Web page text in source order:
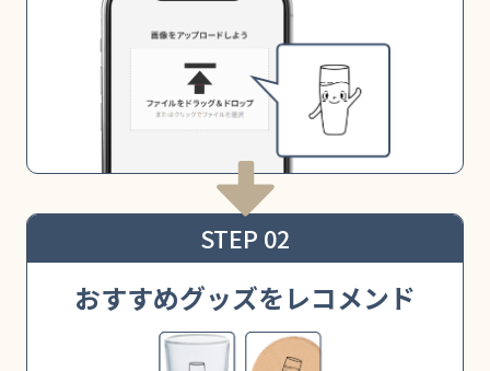
STEP 02
おすすめグッズをレコメンド